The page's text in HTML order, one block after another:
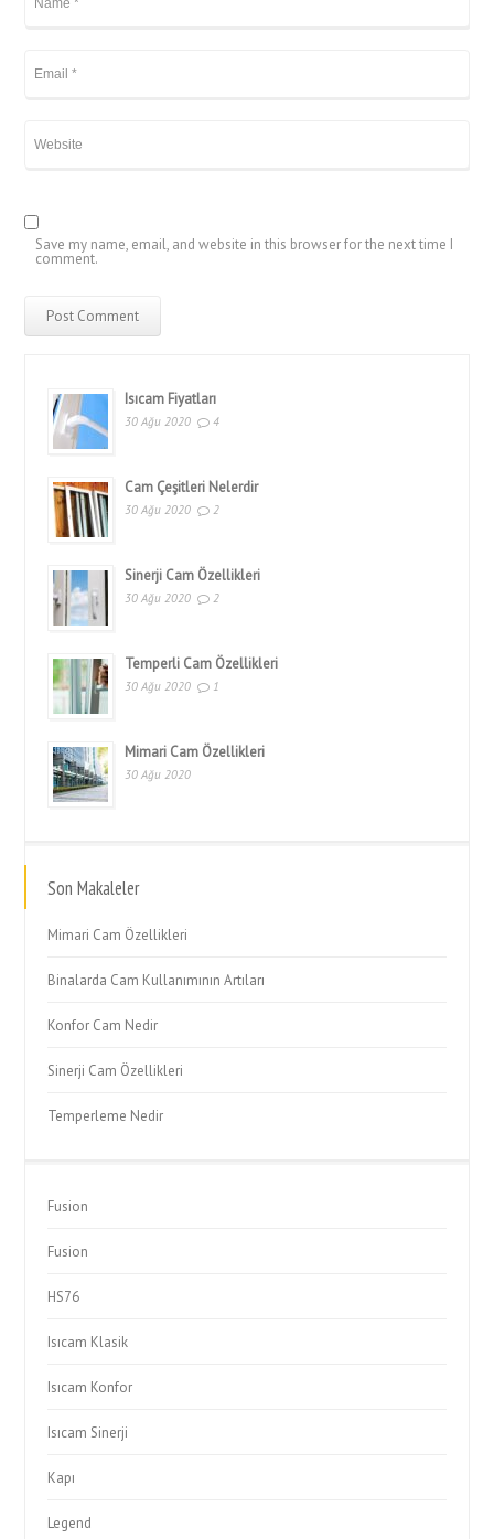
Save my name, email, and website in this browser for the next time I
comment.
Isıcam Fiyatları
30 Ağu 2020 4
Cam Çeşitleri Nelerdir
30 Ağu 2020 2
Sinerji Cam Özellikleri
30 Ağu 2020 2
Temperli Cam Özellikleri
30 Ağu 2020 1
Mimari Cam Özellikleri
30 Ağu 2020
Son Makaleler
Mimari Cam Özellikleri
Binalarda Cam Kullanımının Artıları
Konfor Cam Nedir
Sinerji Cam Özellikleri
Temperleme Nedir
Fusion
Fusion
HS76
Isıcam Klasik
Isıcam Konfor
Isıcam Sinerji
Kapı
Legend